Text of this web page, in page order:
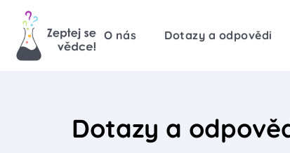
O nás Dotazy a odpovědi
Dotazy a